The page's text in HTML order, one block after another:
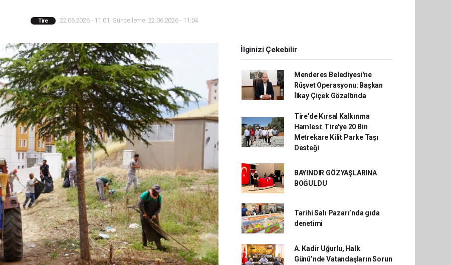
Tire 22.06.2026 - 11:01, Güncelleme: 22.06.2026 - 11:04
İlginizi Çekebilir
Menderes Belediyesi'ne
Rüşvet Operasyonu: Başkan
İlkay Çiçek Gözaltında
Tire'de Kırsal Kalkınma
Hamlesi: Tire'ye 20 Bin
Metrekare Kilit Parke Taşı
Desteği
BAYINDIR GÖZYAŞLARINA
BOĞULDU
Tarihi Salı Pazarı’nda gıda
denetimi
A. Kadir Uğurlu, Halk
Günü’nde Vatandaşların Sorun